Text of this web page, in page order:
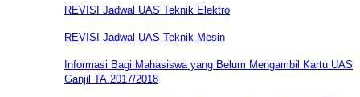
REVISI Jadwal UAS Teknik Elektro
REVISI Jadwal UAS Teknik Mesin
Informasi Bagi Mahasiswa yang Belum Mengambil Kartu UAS
Ganjil TA.2017/2018